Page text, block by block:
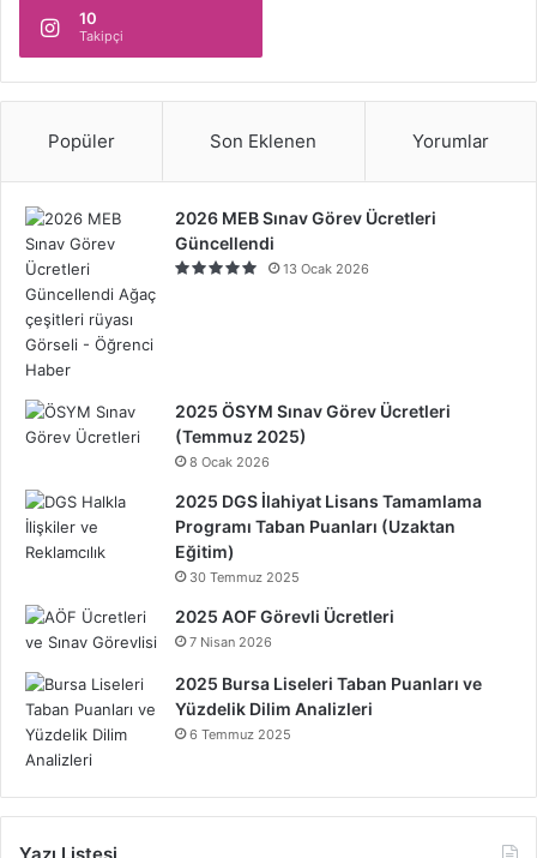
10
Takipçi
Popüler Son Eklenen Yorumlar
2026 MEB Sınav Görev Ücretleri
Güncellendi
13 Ocak 2026
2025 ÖSYM Sınav Görev Ücretleri
(Temmuz 2025)
8 Ocak 2026
2025 DGS İlahiyat Lisans Tamamlama
Programı Taban Puanları (Uzaktan
Eğitim)
30 Temmuz 2025
2025 AOF Görevli Ücretleri
7 Nisan 2026
2025 Bursa Liseleri Taban Puanları ve
Yüzdelik Dilim Analizleri
6 Temmuz 2025